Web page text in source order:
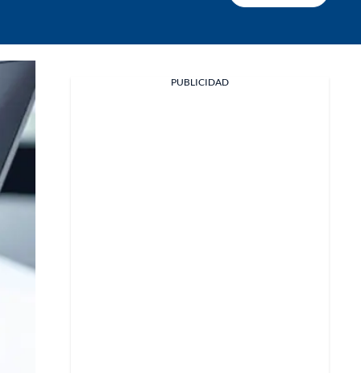
PUBLICIDAD